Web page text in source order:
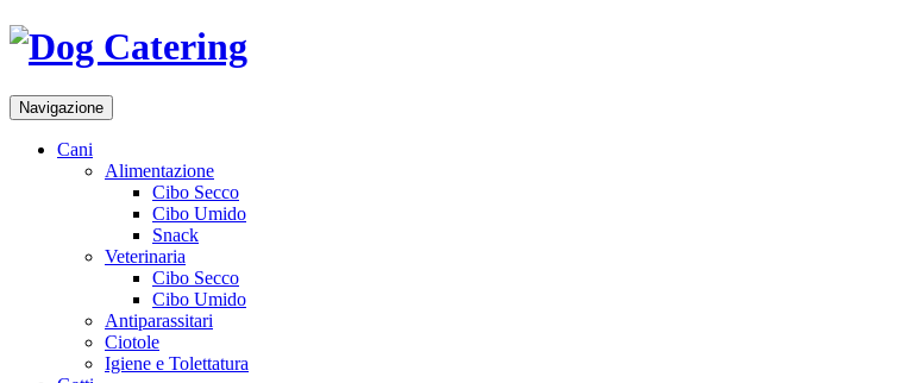
Navigazione
Cani
Alimentazione
Cibo Secco
Cibo Umido
Snack
Veterinaria
Cibo Secco
Cibo Umido
Antiparassitari
Ciotole
Igiene e Tolettatura